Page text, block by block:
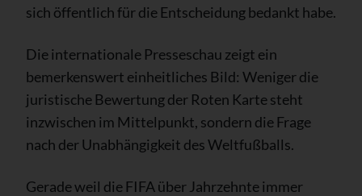
sich öffentlich für die Entscheidung bedankt habe.
Die internationale Presseschau zeigt ein
bemerkenswert einheitliches Bild: Weniger die
juristische Bewertung der Roten Karte steht
inzwischen im Mittelpunkt, sondern die Frage
nach der Unabhängigkeit des Weltfußballs.
Gerade weil die FIFA über Jahrzehnte immer